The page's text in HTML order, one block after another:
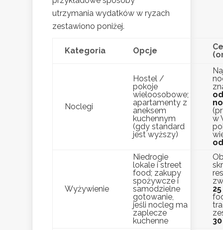
utrzymania wydatków w ryzach
zestawiono poniżej.
Kategoria Opcje
Noclegi
Hostel /
pokoje
wieloosobowe;
apartamenty z
aneksem
kuchennym
(gdy standard
jest wyższy)
w
Wyżywienie
Niedrogie
lokale i street
food; zakupy
spożywcze i
samodzielne
gotowanie,
jeśli nocleg ma
zaplecze
kuchenne